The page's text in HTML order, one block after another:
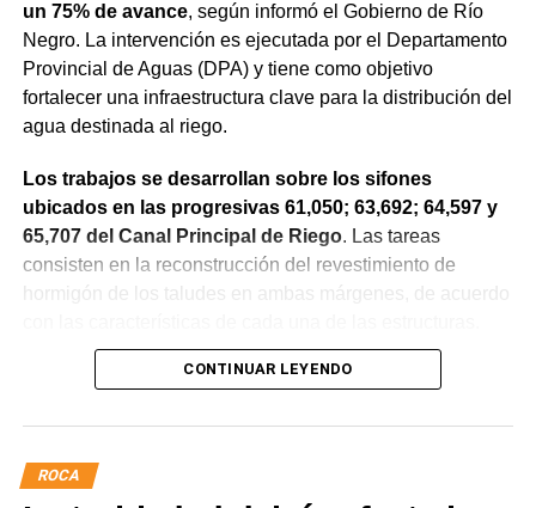
un 75% de avance, según informó el Gobierno de Río
Negro. La intervención es ejecutada por el Departamento
Provincial de Aguas (DPA) y tiene como objetivo
fortalecer una infraestructura clave para la distribución del
agua destinada al riego.
Los trabajos se desarrollan sobre los sifones
ubicados en las progresivas 61,050; 63,692; 64,597 y
65,707 del Canal Principal de Riego. Las tareas
consisten en la reconstrucción del revestimiento de
hormigón de los taludes en ambas márgenes, de acuerdo
La obra incluye la demolición de losas deterioradas, la
requieren, la ejecución de un nuevo revestimiento de
hormigón reforzado con malla de acero y el sellado de
juntas para mejorar la durabilidad de la infraestructura.
CONTINUAR LEYENDO
ROCA